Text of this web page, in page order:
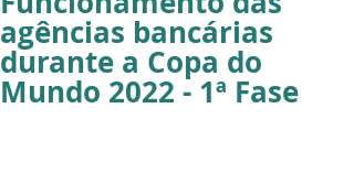
agências bancárias
durante a Copa do
Mundo 2022 - 1ª Fase